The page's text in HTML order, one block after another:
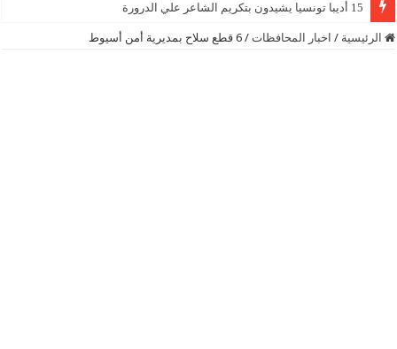
15 أديبا تونسيا يشيدون بتكريم الشاعر علي الدرورة
الرئيسية / اخبار المحافظات / 6 قطع سلاح بمديرية أمن أسيوط